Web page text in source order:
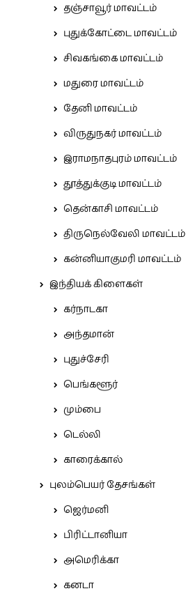
தஞ்சாவூர் மாவட்டம்
புதுக்கோட்டை மாவட்டம்
சிவகங்கை மாவட்டம்
மதுரை மாவட்டம்
தேனி மாவட்டம்
விருதுநகர் மாவட்டம்
இராமநாதபுரம் மாவட்டம்
தூத்துக்குடி மாவட்டம்
தென்காசி மாவட்டம்
திருநெல்வேலி மாவட்டம்
கன்னியாகுமரி மாவட்டம்
இந்தியக் கிளைகள்
கர்நாடகா
அந்தமான்
புதுச்சேரி
பெங்களூர்
மும்பை
டெல்லி
காரைக்கால்
புலம்பெயர் தேசங்கள்
ஜெர்மனி
பிரிட்டானியா
அமெரிக்கா
கனடா